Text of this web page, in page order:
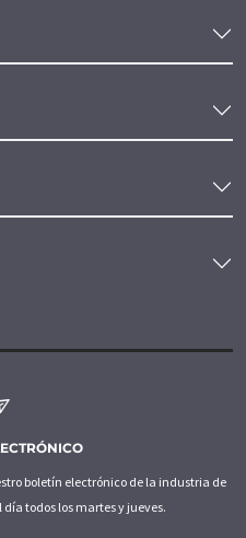
boletín electrónico de la industria de
todos los martes y jueves.